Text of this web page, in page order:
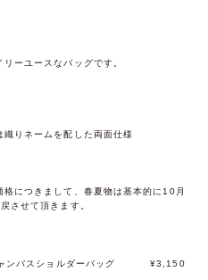
ーユースなバッグです。
織りネームを配した両面仕様
につきまして、春夏物は基本的に10月
させて頂きます。
バスショルダーバッグ ¥3,150